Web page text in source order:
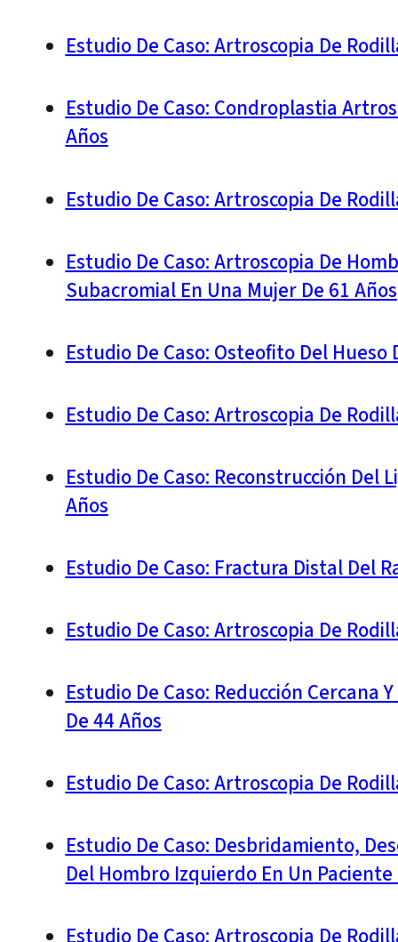
Estudio De Caso: Artroscopia De
Estudio De Caso: Condroplastia
Años
Estudio De Caso: Artroscopia De
Estudio De Caso: Artroscopia De
Subacromial En Una Mujer De 61 Años
Estudio De Caso: Osteofito Del
Estudio De Caso: Artroscopia De
Estudio De Caso: Reconstrucción
Años
Estudio De Caso: Fractura Distal Del
Estudio De Caso: Artroscopia De
Estudio De Caso: Reducción Cercana
De 44 Años
Estudio De Caso: Artroscopia De
Estudio De Caso: Desbridamiento,
Del Hombro Izquierdo En Un